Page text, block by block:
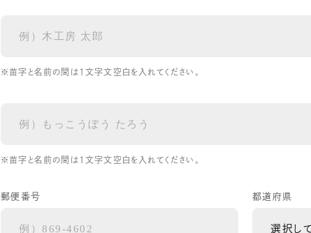
※苗字と名前の間は1文字文空白を入れてください。
※苗字と名前の間は1文字文空白を入れてください。
郵便番号 都道府県